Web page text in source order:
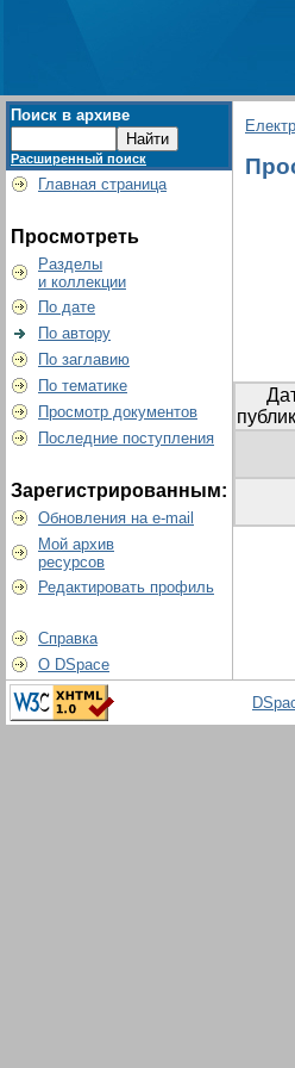
Поиск в архиве
Расширенный поиск
Главная страница
Просмотреть
Разделы
и коллекции
По дате
По автору
По заглавию
По тематике
Просмотр документов
Последние поступления
Зарегистрированным:
Обновления на e-mail
Мой архив
ресурсов
Редактировать профиль
Справка
О DSpace